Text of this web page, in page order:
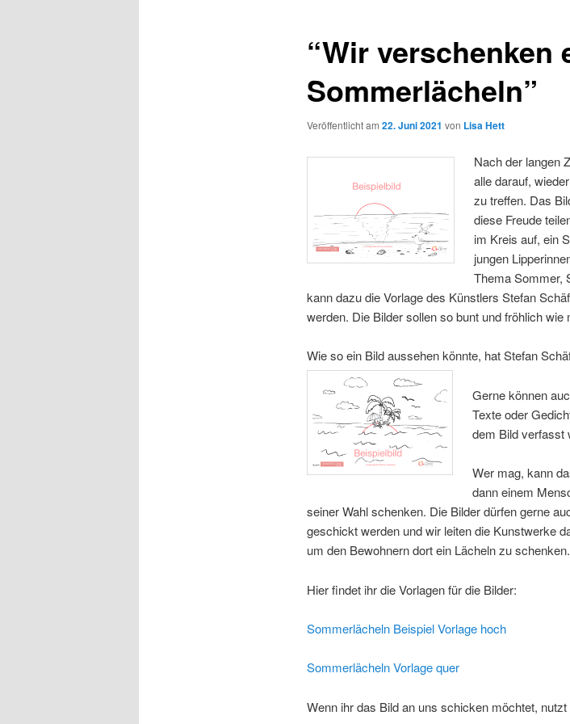
“Wir verschenken
Sommerlächeln”
Veröffentlicht am 22. Juni 2021 von Lisa Hett
Nach der langen
alle darauf,
zu treffen. Das
diese Freude
im Kreis auf, ein
jungen
Thema Sommer,
kann dazu die Vorlage des Künstlers Stefan
werden. Die Bilder sollen so bunt und fröhlich wie
Wie so ein Bild aussehen könnte, hat Stefan
Gerne können
Texte oder
dem Bild verfasst
Wer mag, kann
dann einem
seiner Wahl schenken. Die Bilder dürfen gerne
geschickt werden und wir leiten die Kunstwerke
um den Bewohnern dort ein Lächeln zu schenken.
Hier findet ihr die Vorlagen für die Bilder:
Sommerlächeln Beispiel Vorlage hoch
Sommerlächeln Vorlage quer
Wenn ihr das Bild an uns schicken möchtet, nutzt